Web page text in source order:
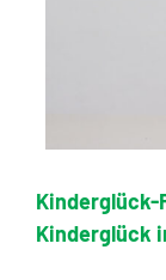
Kinderglück-
Kinderglück